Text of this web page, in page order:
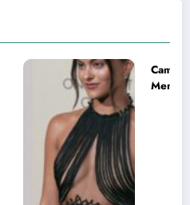
y
Camila
Mendes